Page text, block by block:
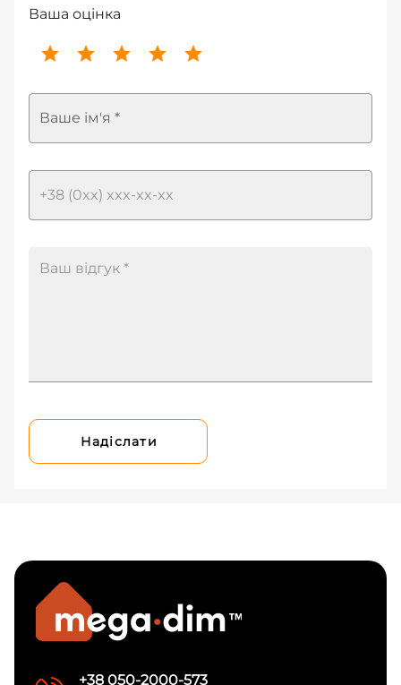
Ваша оцінка
Ваше ім'я *
Надіслати
+38 050-2000-573